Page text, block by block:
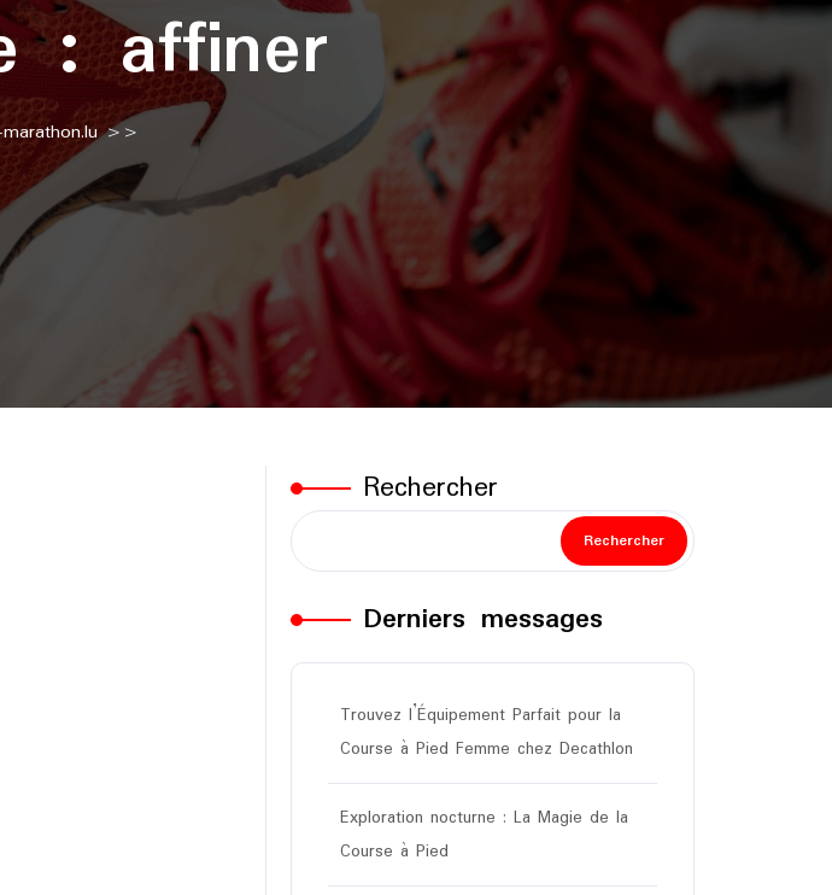
:affiner
>>
Rechercher
Rechercher
Derniers messages
Trouvez l’Équipement Parfait pour la
Course à Pied Femme chez Decathlon
Exploration nocturne : La Magie de la
Course à Pied